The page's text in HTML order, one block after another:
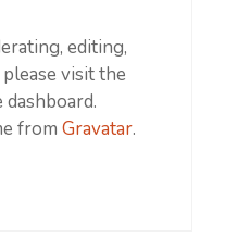
editing,
visit the
from Gravatar.